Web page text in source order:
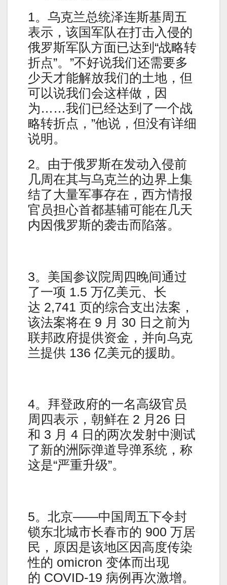
1。乌克兰总统泽连斯基周五
表示，该国军队在打击入侵的
俄罗斯军队方面已达到“战略转
折点”。”不好说我们还需要多
少天才能解放我们的土地，但
可以说我们会这样做，因
为……我们已经达到了一个战
略转折点，”他说，但没有详细
说明。
2。由于俄罗斯在发动入侵前
几周在其与乌克兰的边界上集
结了大量军事存在，西方情报
官员担心首都基辅可能在几天
内因俄罗斯的袭击而陷落。
3。美国参议院周四晚间通过
了一项 1.5 万亿美元、长
达 2,741 页的综合支出法案，
该法案将在 9 月 30 日之前为
联邦政府提供资金，并向乌克
兰提供 136 亿美元的援助。
4。拜登政府的一名高级官员
周四表示，朝鲜在 2 月26 日
和 3 月 4 日的两次发射中测试
了新的洲际弹道导弹系统，称
这是“严重升级”。
5。北京——中国周五下令封
锁东北城市长春市的 900 万居
民，原因是该地区因高度传染
性的 omicron 变体而出现
的 COVID-19 病例再次激增。